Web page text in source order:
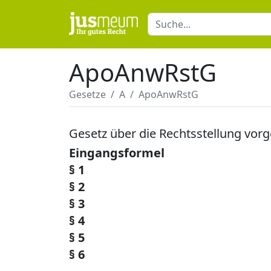
ApoAnwRstG
Gesetze A ApoAnwRstG
Gesetz über die Rechtsstellung
Eingangsformel
§ 1
§ 2
§ 3
§ 4
§ 5
§ 6